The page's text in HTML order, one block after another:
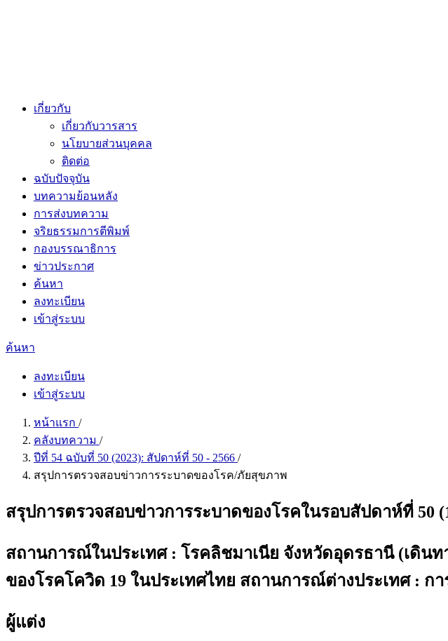
เกี่ยวกับ
เกี่ยวกับวารสาร
นโยบายส่วนบุคคล
ติดต่อ
ฉบับปัจจุบัน
บทความย้อนหลัง
การส่งบทความ
จริยธรรมการตีพิมพ์
กองบรรณาธิการ
ข่าวประกาศ
ค้นหา
ลงทะเบียน
เข้าสู่ระบบ
ค้นหา
ลงทะเบียน
เข้าสู่ระบบ
หน้าแรก /
คลังบทความ /
ปีที่ 54 ฉบับที่ 50 (2023): สัปดาห์ที่ 50 - 2566 /
สรุปการตรวจสอบข่าวการระบาดของโรค/ภัยสุขภาพ
สรุปการตรวจสอบข่าวการระบาดของโรคในรอบสัปดาห์ที่ 50
สถานการณ์ในประเทศ : โรคลิชมาเนีย จังหวัดอุดรธานี (เดินท
ของโรคโควิด 19 ในประเทศไทย สถานการณ์ต่างประเทศ : ก
ผู้แต่ง